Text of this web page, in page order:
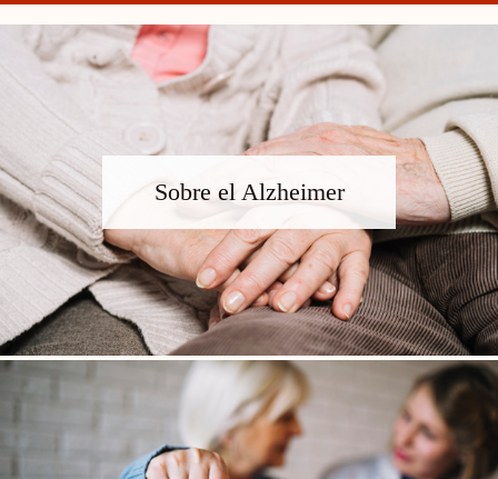
Sobre el Alzheimer